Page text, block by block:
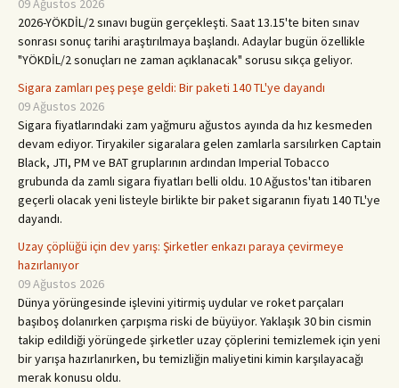
09 Ağustos 2026
2026-YÖKDİL/2 sınavı bugün gerçekleşti. Saat 13.15'te biten sınav
sonrası sonuç tarihi araştırılmaya başlandı. Adaylar bugün özellikle
"YÖKDİL/2 sonuçları ne zaman açıklanacak" sorusu sıkça geliyor.
Sigara zamları peş peşe geldi: Bir paketi 140 TL'ye dayandı
09 Ağustos 2026
Sigara fiyatlarındaki zam yağmuru ağustos ayında da hız kesmeden
devam ediyor. Tiryakiler sigaralara gelen zamlarla sarsılırken Captain
Black, JTI, PM ve BAT gruplarının ardından Imperial Tobacco
grubunda da zamlı sigara fiyatları belli oldu. 10 Ağustos'tan itibaren
geçerli olacak yeni listeyle birlikte bir paket sigaranın fiyatı 140 TL'ye
dayandı.
Uzay çöplüğü için dev yarış: Şirketler enkazı paraya çevirmeye
hazırlanıyor
09 Ağustos 2026
Dünya yörüngesinde işlevini yitirmiş uydular ve roket parçaları
başıboş dolanırken çarpışma riski de büyüyor. Yaklaşık 30 bin cismin
takip edildiği yörüngede şirketler uzay çöplerini temizlemek için yeni
bir yarışa hazırlanırken, bu temizliğin maliyetini kimin karşılayacağı
merak konusu oldu.